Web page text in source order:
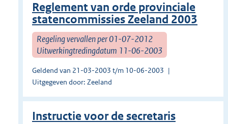
Reglement van orde provinciale
statencommissies Zeeland 2003
Regeling vervallen per 01-07-2012
Uitwerkingtredingdatum 11-06-2003
Geldend van 21-03-2003 t/m 10-06-2003
Uitgegeven door: Zeeland
Instructie voor de secretaris